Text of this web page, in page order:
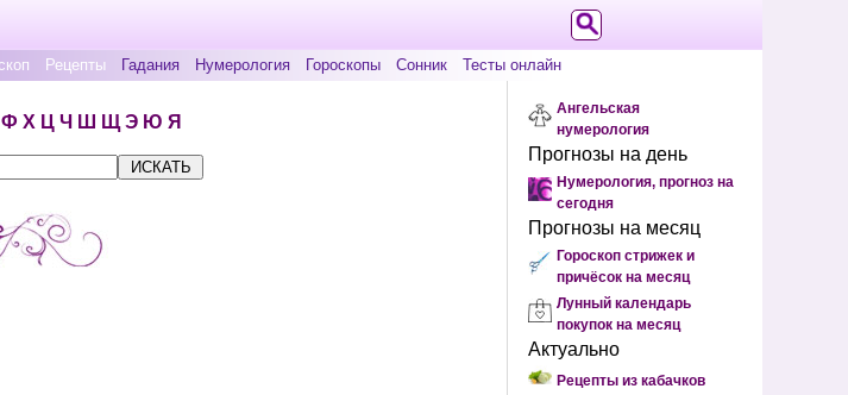
Рецепты Гадания Нумерология Гороскопы Сонник Тесты онлайн
Ф Х Ц Ч Ш Щ Э Ю Я
Ангельская
нумерология
Прогнозы на день
Нумерология, прогноз на
сегодня
Прогнозы на месяц
Гороскоп стрижек и
причёсок на месяц
Лунный календарь
покупок на месяц
Актуально
Рецепты из кабачков